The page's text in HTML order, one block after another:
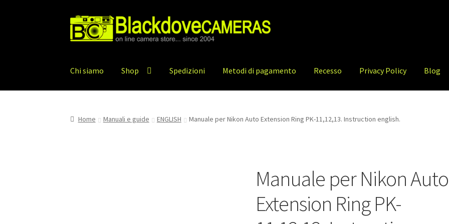
alla
navigazione
al
contenuto
Chi siamo Shop Spedizioni Metodi di pagamento Recesso Privacy Policy Blog
Home Manuali e guide ENGLISH Manuale per Nikon Auto Extension Ring PK-11,12,13. Instruction english.
Manuale per Nikon Auto
Extension Ring PK-